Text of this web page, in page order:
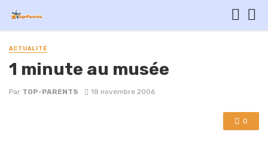
ACTUALITÉ
1 minute au musée
Par TOP-PARENTS 18 novembre 2006
0